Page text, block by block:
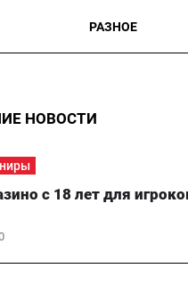
РАЗНОЕ
НОВОСТИ
с 18 лет для